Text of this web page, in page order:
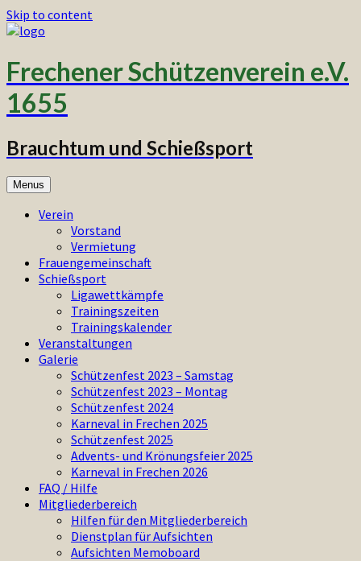
Skip to content
Frechener Schützenverein e.V.
1655
Brauchtum und Schießsport
Menus
Verein
Vorstand
Vermietung
Frauengemeinschaft
Schießsport
Ligawettkämpfe
Trainingszeiten
Trainingskalender
Veranstaltungen
Galerie
Schützenfest 2023 – Samstag
Schützenfest 2023 – Montag
Schützenfest 2024
Karneval in Frechen 2025
Schützenfest 2025
Advents- und Krönungsfeier 2025
Karneval in Frechen 2026
FAQ / Hilfe
Mitgliederbereich
Hilfen für den Mitgliederbereich
Dienstplan für Aufsichten
Aufsichten Memoboard